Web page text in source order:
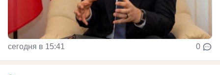
сегодня в 15:41 0